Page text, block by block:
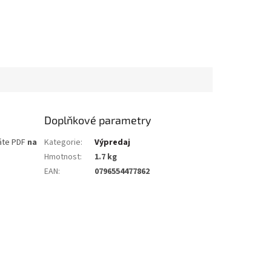
PDF na
Doplňkové parametry
Kategorie:
Výpredaj
Hmotnost:
1.7 kg
EAN: 0796554477862